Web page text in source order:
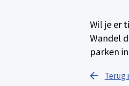
Wil je er
Wandel
parken
Terug